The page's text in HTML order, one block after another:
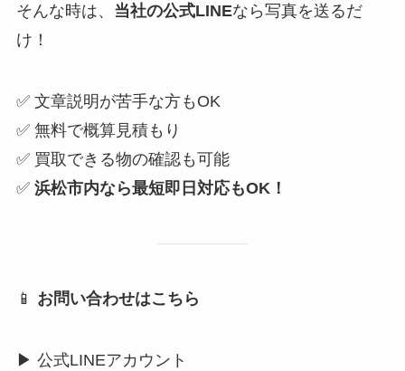
そんな時は、 当社の公式LINEなら写真を送るだ
け！
✅ 文章説明が苦手な方もOK
✅ 無料で概算見積もり
✅ 買取できる物の確認も可能
✅ 浜松市内なら最短即日対応もOK！
📱 お問い合わせはこちら
▶ 公式LINEアカウント